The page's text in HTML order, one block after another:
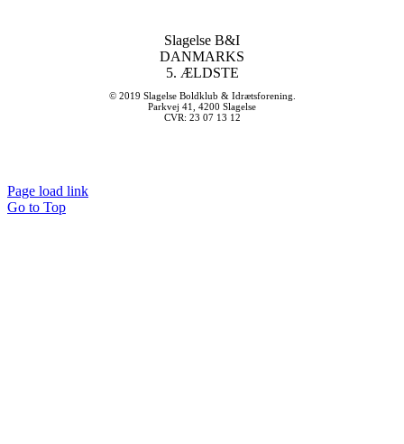
Slagelse B&I
DANMARKS
5. ÆLDSTE
© 2019 Slagelse Boldklub & Idrætsforening.
Parkvej 41, 4200 Slagelse
CVR: 23 07 13 12
Page load link
Go to Top